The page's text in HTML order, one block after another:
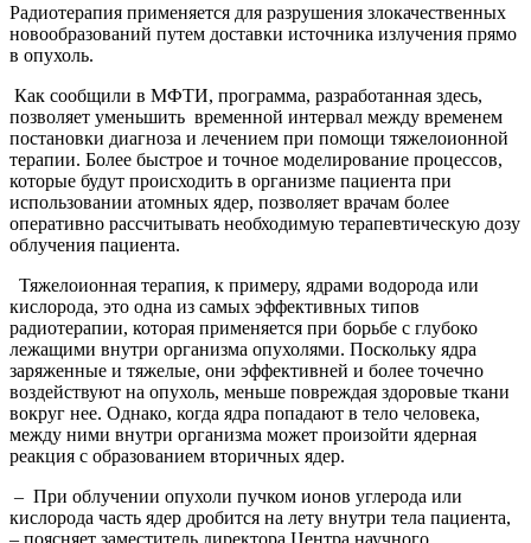
Радиотерапия применяется для разрушения злокачественных
новообразований путем доставки источника излучения прямо
в опухоль.
Как сообщили в МФТИ, программа, разработанная здесь,
позволяет уменьшить временной интервал между временем
постановки диагноза и лечением при помощи тяжелоионной
терапии. Более быстрое и точное моделирование процессов,
которые будут происходить в организме пациента при
использовании атомных ядер, позволяет врачам более
оперативно рассчитывать необходимую терапевтическую дозу
облучения пациента.
Тяжелоионная терапия, к примеру, ядрами водорода или
кислорода, это одна из самых эффективных типов
радиотерапии, которая применяется при борьбе с глубоко
лежащими внутри организма опухолями. Поскольку ядра
заряженные и тяжелые, они эффективней и более точечно
воздействуют на опухоль, меньше повреждая здоровые ткани
вокруг нее. Однако, когда ядра попадают в тело человека,
между ними внутри организма может произойти ядерная
реакция с образованием вторичных ядер.
– При облучении опухоли пучком ионов углерода или
кислорода часть ядер дробится на лету внутри тела пациента,
– поясняет заместитель директора Центра научного